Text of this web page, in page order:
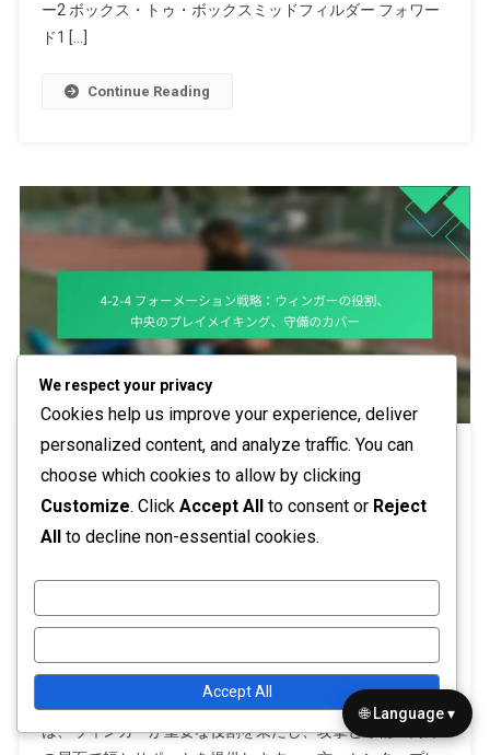
ー2 ボックス・トゥ・ボックスミッドフィルダー フォワー
ド1 […]
Continue Reading
4-2-4 フォーメーション戦略：ウィンガ
ーの役割、中央のプレイメイキング、守
備のカバー
Leave A CommentOn
2-
フ
4-2-4フォーメーションは、攻撃力と守備の安定性を兼ね備
フェンダー、2人のセンターミッドフィールダー、4人のフ
ォワードで構成されています。このフォーメーションで
は、ウィンガーが重要な役割を果たし、攻撃と守備の両方
We respect your privacy
Cookies help us improve your experience, deliver
personalized content, and analyze traffic. You can
choose which cookies to allow by clicking
Customize. Click Accept All to consent or Reject
All to decline non-essential cookies.
Accept All
🌐 Language ▾